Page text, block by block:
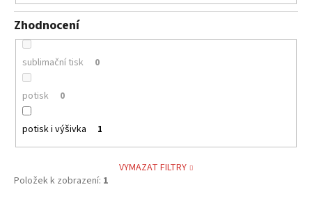
Zhodnocení
sublimační tisk 0
potisk 0
potisk i výšivka 1
VYMAZAT FILTRY
Položek k zobrazení: 1